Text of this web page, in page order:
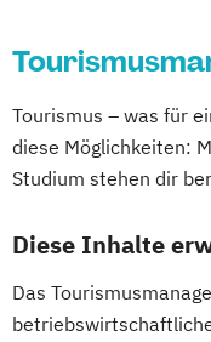
Tourismus – was für
diese Möglichkeiten:
Studium stehen dir
Diese Inhalte
Das